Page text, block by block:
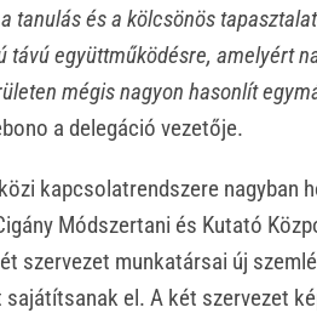
tanulás és a kölcsönös
távú együttműködésre, amelyért
mégis nagyon hasonlít
a delegáció vezetője.
kapcsolatrendszere nagyban
Módszertani és Kutató
szervezet munkatársai új
el. A két szervezet